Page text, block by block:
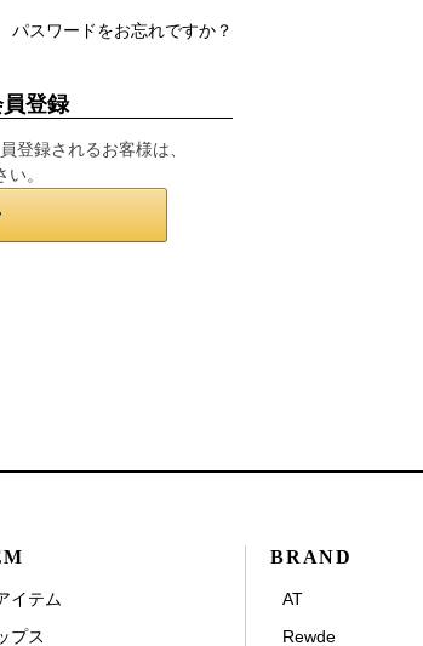
パスワードをお忘れですか？
登録
登録されるお客様は、
。
イテム
プス
BRAND
AT
Rewde